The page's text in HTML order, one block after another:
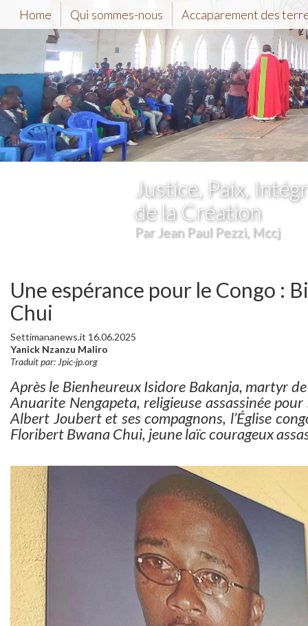
Home Qui sommes-nous Accaparement des
Justice, Paix,
de la Création
Par Jean Paul Pezzi, Mccj
Une espérance pour le Congo :
Chui
Settimananews.it 16.06.2025
Yanick Nzanzu Maliro
Traduit par: Jpic-jp.org
Après le Bienheureux Isidore Bakanja, martyr
Anuarite Nengapeta, religieuse assassinée
Albert Joubert et ses compagnons, l’Église
Floribert Bwana Chui, jeune laïc courageux